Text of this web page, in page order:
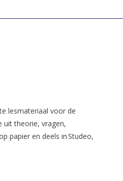
lesmateriaal voor de
uit theorie, vragen,
papier en deels in Studeo,